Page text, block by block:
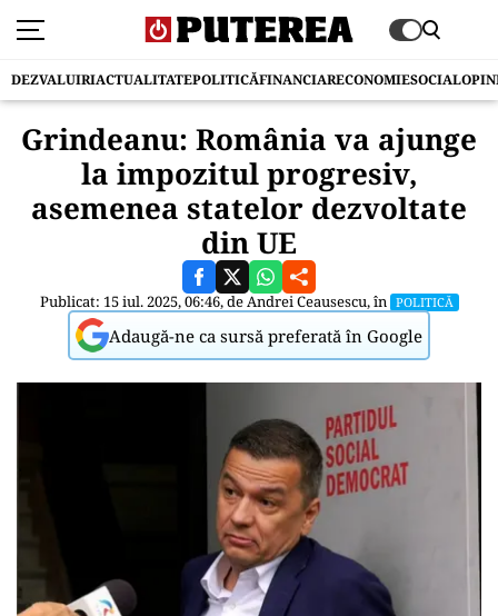
DEZVALUIRIACTUALITATEPOLITICĂFINANCIARECONOMIESOCIAL
Grindeanu: România va ajunge
la impozitul progresiv,
asemenea statelor dezvoltate
din UE
Publicat: 15 iul. 2025, 06:46, deAndrei Ceausescu, în POLITICĂ
Adaugă-ne ca sursă preferată în Google